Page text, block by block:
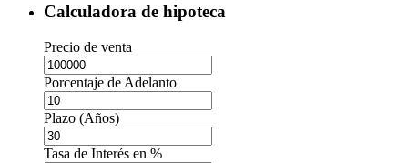
Calculadora de hipoteca
Precio de venta
Porcentaje de Adelanto
Plazo (Años)
Tasa de Interés en %